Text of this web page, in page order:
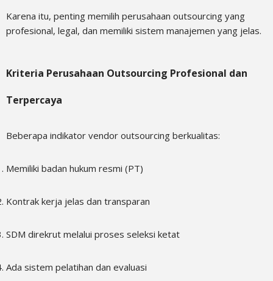
Karena itu, penting memilih perusahaan outsourcing yang
profesional, legal, dan memiliki sistem manajemen yang jelas.
Kriteria Perusahaan Outsourcing Profesional dan
Terpercaya
Beberapa indikator vendor outsourcing berkualitas:
Memiliki badan hukum resmi (PT)
Kontrak kerja jelas dan transparan
SDM direkrut melalui proses seleksi ketat
Ada sistem pelatihan dan evaluasi